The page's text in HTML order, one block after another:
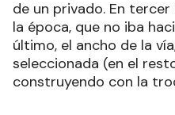
de un privado. En
la época, que no iba
último, el ancho de la
seleccionada (en el
construyendo con la